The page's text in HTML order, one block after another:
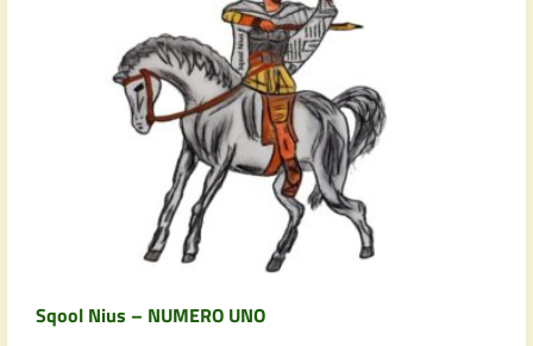
Sqool Nius – NUMERO UNO